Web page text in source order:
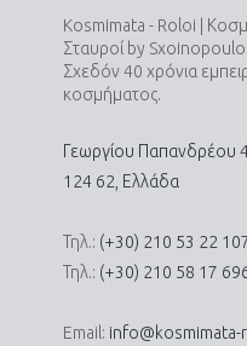
Kosmimata - Roloi |
Σταυροί by
Σχεδόν 40 χρόνια
κοσμήματος.
Γεωργίου Παπανδρέου
124 62, Ελλάδα
Τηλ.: (+30) 210 53 22
Τηλ.: (+30) 210 58 17
Email: info@kosmimata-